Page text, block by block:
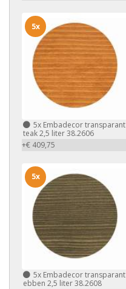
5x Embadecor transparant
teak 2,5 liter 38.2606
+€ 409,75
5x
5x Embadecor transparant
ebben 2,5 liter 38.2608
5x